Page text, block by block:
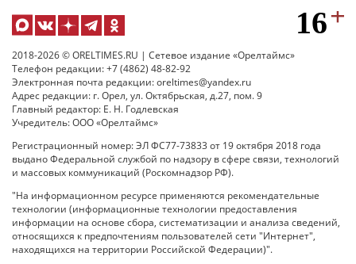
2018-2026 © ORELTIMES.RU | Сетевое издание «Орелтаймс»
Телефон редакции: +7 (4862) 48-82-92
Электронная почта редакции: oreltimes@yandex.ru
Адрес редакции: г. Орел, ул. Октябрьская, д.27, пом. 9
Главный редактор: Е. Н. Годлевская
Учредитель: ООО «Орелтаймс»
Регистрационный номер: ЭЛ ФС77-73833 от 19 октября 2018 года
выдано Федеральной службой по надзору в сфере связи, технологий
и массовых коммуникаций (Роскомнадзор РФ).
"На информационном ресурсе применяются рекомендательные
технологии (информационные технологии предоставления
информации на основе сбора, систематизации и анализа сведений,
относящихся к предпочтениям пользователей сети "Интернет",
находящихся на территории Российской Федерации)".